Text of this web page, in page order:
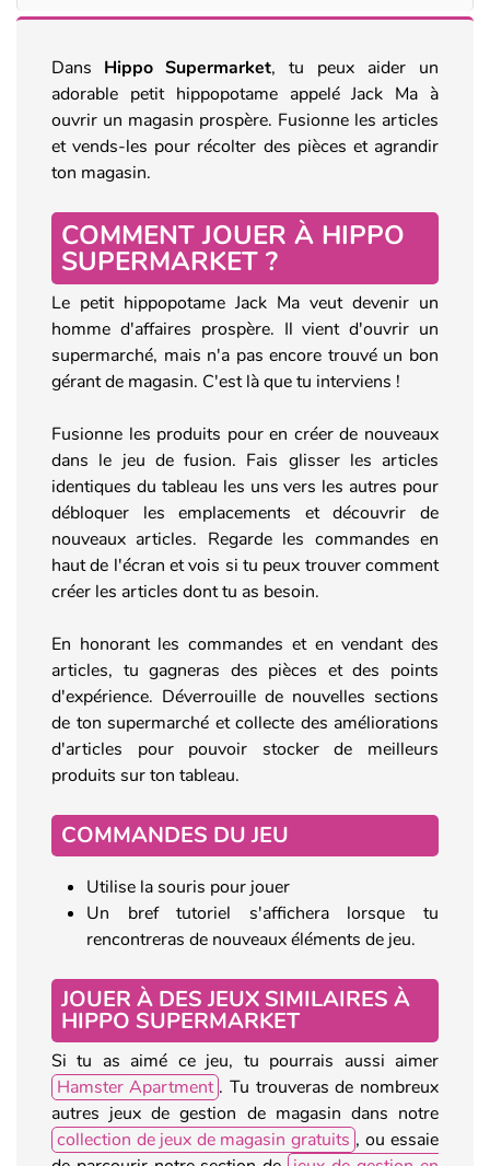
Dans Hippo Supermarket, tu peux aider un
adorable petit hippopotame appelé Jack Ma à
ouvrir un magasin prospère. Fusionne les articles
et vends-les pour récolter des pièces et agrandir
ton magasin.
COMMENT JOUER À HIPPO
SUPERMARKET ?
Le petit hippopotame Jack Ma veut devenir un
homme d'affaires prospère. Il vient d'ouvrir un
supermarché, mais n'a pas encore trouvé un bon
gérant de magasin. C'est là que tu interviens !
Fusionne les produits pour en créer de nouveaux
dans le jeu de fusion. Fais glisser les articles
identiques du tableau les uns vers les autres pour
débloquer les emplacements et découvrir de
nouveaux articles. Regarde les commandes en
haut de l'écran et vois si tu peux trouver comment
créer les articles dont tu as besoin.
En honorant les commandes et en vendant des
articles, tu gagneras des pièces et des points
d'expérience. Déverrouille de nouvelles sections
de ton supermarché et collecte des améliorations
d'articles pour pouvoir stocker de meilleurs
produits sur ton tableau.
COMMANDES DU JEU
Utilise la souris pour jouer
Un bref tutoriel s'affichera lorsque tu
rencontreras de nouveaux éléments de jeu.
JOUER À DES JEUX SIMILAIRES À
HIPPO SUPERMARKET
Si tu as aimé ce jeu, tu pourrais aussi aimer
Hamster Apartment . Tu trouveras de nombreux
autres jeux de gestion de magasin dans notre
collection de jeux de magasin gratuits , ou essaie